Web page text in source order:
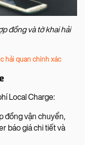
đồng và tờ khai hải
hải quan chính xác
Local Charge:
đồng vận chuyển,
báo giá chi tiết và